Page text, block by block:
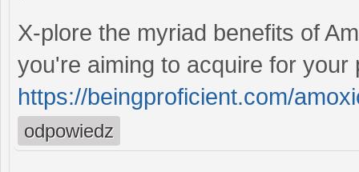
X-plore the myriad benefits of
you're aiming to acquire for your
https://beingproficient.com/
odpowiedz